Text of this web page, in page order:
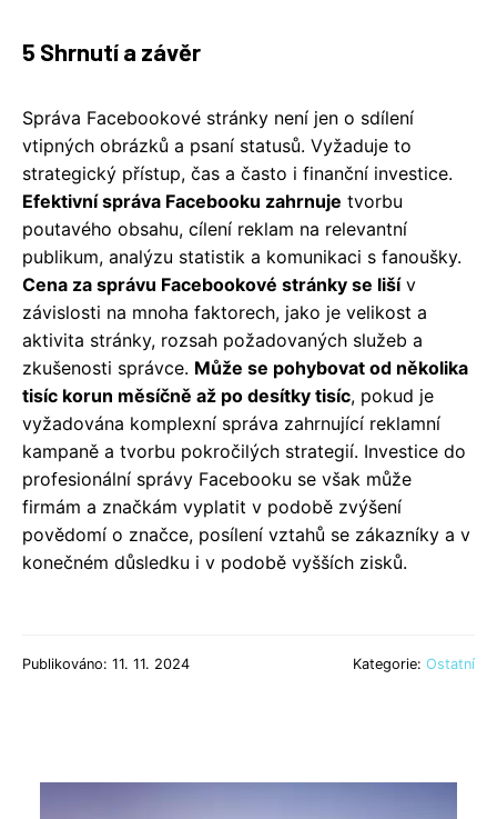
5 Shrnutí a závěr
Správa Facebookové stránky není jen o sdílení
vtipných obrázků a psaní statusů. Vyžaduje to
strategický přístup, čas a často i finanční investice.
Efektivní správa Facebooku zahrnuje tvorbu
poutavého obsahu, cílení reklam na relevantní
publikum, analýzu statistik a komunikaci s fanoušky.
Cena za správu Facebookové stránky se lišív
závislosti na mnoha faktorech, jako je velikost a
aktivita stránky, rozsah požadovaných služeb a
zkušenosti správce. Může se pohybovat od několika
tisíc korun měsíčně až po desítky tisíc, pokud je
vyžadována komplexní správa zahrnující reklamní
kampaně a tvorbu pokročilých strategií. Investice do
profesionální správy Facebooku se však může
firmám a značkám vyplatit v podobě zvýšení
povědomí o značce, posílení vztahů se zákazníky a v
konečném důsledku i v podobě vyšších zisků.
Publikováno: 11. 11. 2024 Kategorie: Ostatní